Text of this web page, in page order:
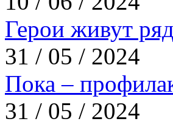
Герои живут
31 / 05 / 2024
Пока –
31 / 05 / 2024